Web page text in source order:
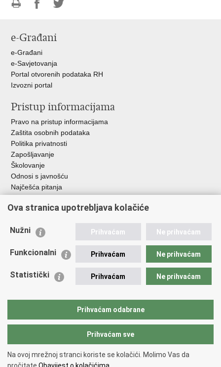
FacebookuTwitteru
e-Građani
e-Građani
e-Savjetovanja
Portal otvorenih podataka RH
Izvozni portal
Pristup informacijama
Pravo na pristup informacijama
Zaštita osobnih podataka
Politika privatnosti
Zapošljavanje
Školovanje
Odnosi s javnošću
Najčešća pitanja
Važne poveznice
EMN Nacionalna kontaktna točka za Republiku Hrvatsku
Policijska akademija
Zaklada policijske solidarnosti
Sindikati
Copyright © 2026 Ravnateljstvo policije.
Ova stranica upotrebljava kolačiće
Nužni Prihvaćam Ne prihvaćam
Funkcionalni Prihvaćam Ne prihvaćam
Statistički Prihvaćam Ne prihvaćam
Prihvaćam odabrane
Prihvaćam sve
Na ovoj mrežnoj stranci koriste se kolačići. Molimo Vas da